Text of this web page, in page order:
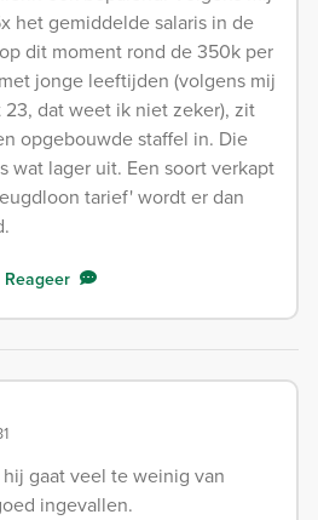
het gemiddelde salaris in de
dit moment rond de 350k per
jonge leeftijden (volgens mij
23, dat weet ik niet zeker), zit
opgebouwde staffel in. Die
wat lager uit. Een soort verkapt
tarief' wordt er dan
Reageer
gaat veel te weinig van
ingevallen.